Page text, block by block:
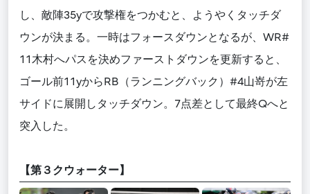
し、敵陣35yで攻撃権をつかむと、ようやくタッチダ
ウンが決まる。一時はフォースダウンとなるが、WR#
11木村へパスを決めファーストダウンを更新すると、
ゴール前11yからRB（ランニングバック）#4山嵜が左
サイドに展開しタッチダウン。7点差として最終Qへと
突入した。
【第３クウォーター】